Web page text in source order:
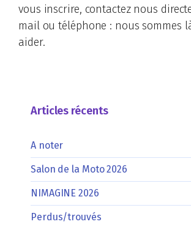
vous inscrire, contactez nous
mail ou téléphone : nous sommes
aider.
Articles récents
A noter
Salon de la Moto 2026
NIMAGINE 2026
Perdus/trouvés